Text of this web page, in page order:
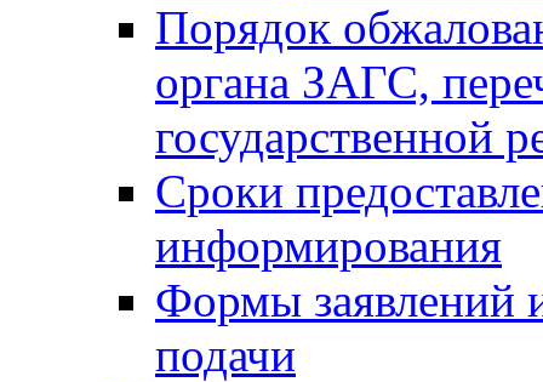
Порядок
органа ЗАГС,
государственной
Сроки
информирования
Формы заявлений
подачи